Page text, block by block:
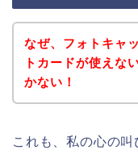
なぜ、フォトキャ
トカードが使えな
かない！
これも、私の心の